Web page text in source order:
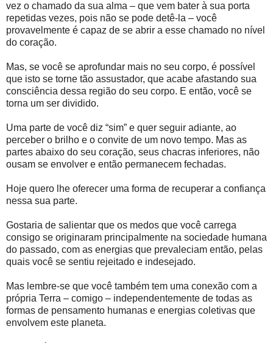
vez o chamado da sua alma – que vem bater à sua porta
repetidas vezes, pois não se pode detê-la – você
provavelmente é capaz de se abrir a esse chamado no nível
do coração.
Mas, se você se aprofundar mais no seu corpo, é possível
que isto se torne tão assustador, que acabe afastando sua
consciência dessa região do seu corpo. E então, você se
torna um ser dividido.
Uma parte de você diz “sim” e quer seguir adiante, ao
perceber o brilho e o convite de um novo tempo. Mas as
partes abaixo do seu coração, seus chacras inferiores, não
ousam se envolver e então permanecem fechadas.
Hoje quero lhe oferecer uma forma de recuperar a confiança
nessa sua parte.
Gostaria de salientar que os medos que você carrega
consigo se originaram principalmente na sociedade humana
do passado, com as energias que prevaleciam então, pelas
quais você se sentiu rejeitado e indesejado.
Mas lembre-se que você também tem uma conexão com a
própria Terra – comigo – independentemente de todas as
formas de pensamento humanas e energias coletivas que
envolvem este planeta.